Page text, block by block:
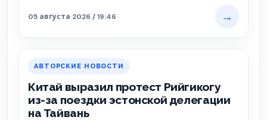
05 августа 2026 / 19:46 →
АВТОРСКИЕ НОВОСТИ
Китай выразил протест Рийгикогу
из-за поездки эстонской делегации
на Тайвань